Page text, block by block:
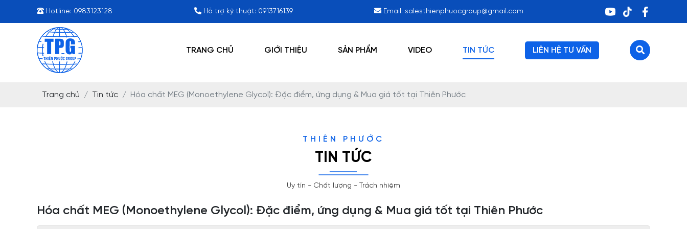
Hotline: 0983123128 Hỗ trợ kỹ thuật: 0913716139 Email: salesthienphuocgroup@gmail.com
TRANG CHỦ GIỚI THIỆU SẢN PHẨM VIDEO TIN TỨC LIÊN HỆ TƯ VẤN
Trang chủ Tin tức Hóa chất MEG (Monoethylene Glycol): Đặc điểm, ứng dụng & Mua giá tốt tại Thiên Phước
THIÊN PHƯỚC
TIN TỨC
Uy tín - Chất lượng - Trách nhiệm
Hóa chất MEG (Monoethylene Glycol): Đặc điểm, ứng dụng & Mua giá tốt tại Thiên Phước